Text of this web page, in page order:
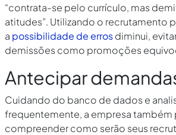
“contrata-se pelo currículo, mas
atitudes”. Utilizando o recrutamento
a possibilidade de errosdiminui,
demissões como promoções
Antecipar
Cuidando do banco de dados e
frequentemente, a empresa também
compreender como serão seus